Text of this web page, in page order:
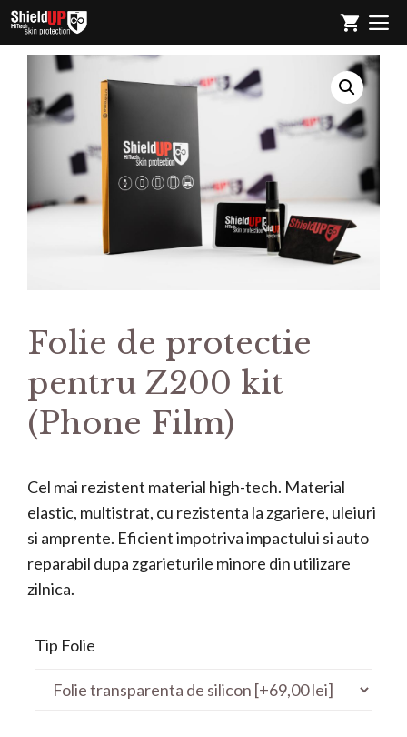
Sari
conținut
Folie de protectie
pentru Z200 kit
(Phone Film)
Cel mai rezistent material high-tech. Material
elastic, multistrat, cu rezistenta la zgariere, uleiuri
si amprente. Eficient impotriva impactului si auto
reparabil dupa zgarieturile minore din utilizare
zilnica.
Tip Folie